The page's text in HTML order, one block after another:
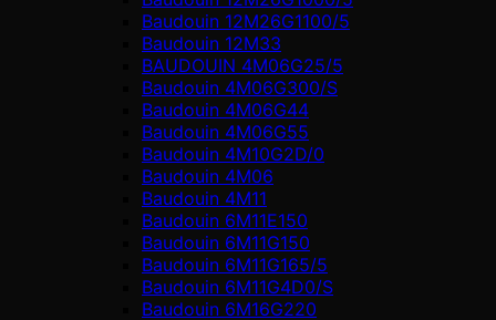
Baudouin 12M26G1100/5
Baudouin 12M33
BAUDOUIN 4M06G25/5
Baudouin 4M06G300/S
Baudouin 4M06G44
Baudouin 4M06G55
Baudouin 4M10G2D/0
Baudouin 4М06
Baudouin 4М11
Baudouin 6M11E150
Baudouin 6M11G150
Baudouin 6M11G165/5
Baudouin 6M11G4D0/S
Baudouin 6M16G220